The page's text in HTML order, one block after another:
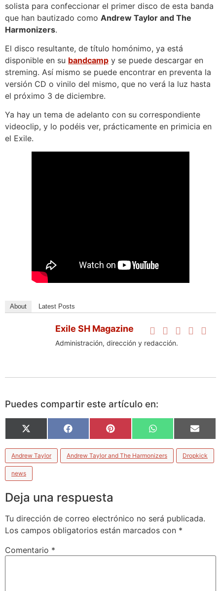
solista para confeccionar el primer disco de esta banda
que han bautizado como Andrew Taylor and The
Harmonizers.
El disco resultante, de título homónimo, ya está
disponible en su bandcamp y se puede descargar en
streming. Así mismo se puede encontrar en preventa la
versión CD o vinilo del mismo, que no verá la luz hasta
el próximo 3 de diciembre.
Ya hay un tema de adelanto con su correspondiente
videoclip, y lo podéis ver, prácticamente en primicia en
el Exile.
About Latest Posts
Exile SH Magazine
Administración, dirección y redacción.
Puedes compartir este artículo en:
X
(Twitter)
Facebook Pinterest WhatsApp Email
Andrew Taylor Andrew Taylor and The Harmonizers Dropkick
news
Deja una respuesta
Tu dirección de correo electrónico no será publicada.
Los campos obligatorios están marcados con *
Comentario *